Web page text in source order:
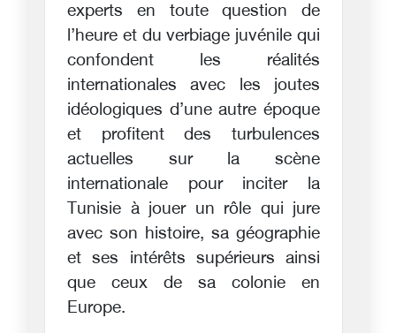
experts en toute question de
l’heure et du verbiage juvénile qui
confondent les réalités
internationales avec les joutes
idéologiques d’une autre époque
et profitent des turbulences
actuelles sur la scène
internationale pour inciter la
Tunisie à jouer un rôle qui jure
avec son histoire, sa géographie
et ses intérêts supérieurs ainsi
que ceux de sa colonie en
Europe.